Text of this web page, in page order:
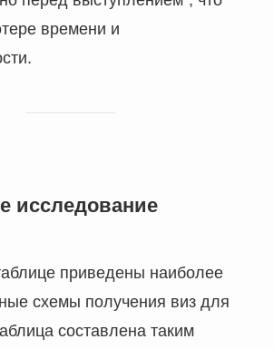
времени и
исследование
приведены наиболее
схемы получения виз для
составлена таким